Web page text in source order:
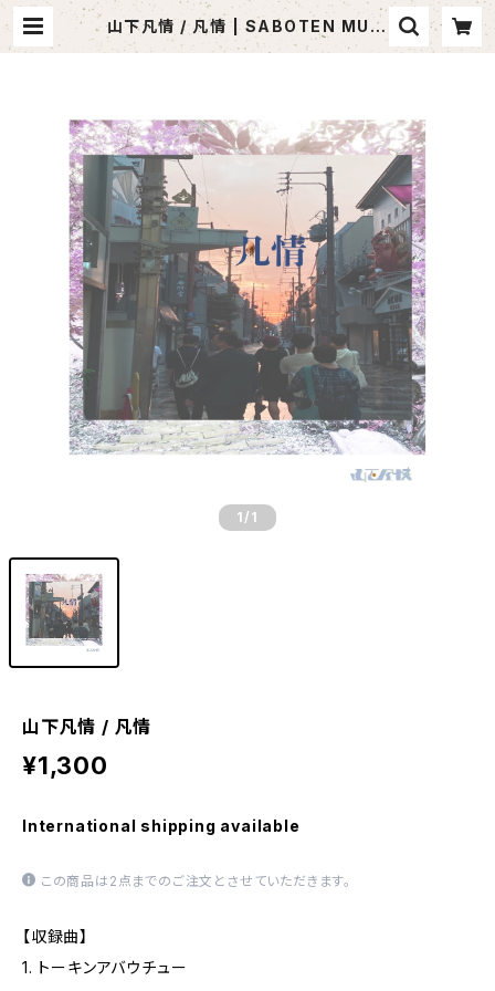
山下凡情 / 凡情 | SABOTEN MUSI
C (セレクトCDショップ)
1 /1
山下凡情 / 凡情
¥1,300
International shipping available
この商品は2点までのご注文とさせていただきます。
【収録曲】
1. トーキンアバウチュー